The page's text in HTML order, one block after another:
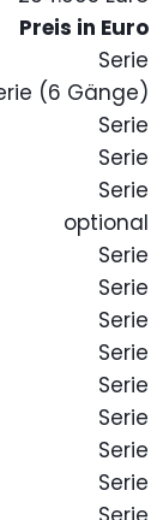
Preis in Euro
Serie
(6 Gänge)
Serie
Serie
Serie
optional
Serie
Serie
Serie
Serie
Serie
Serie
Serie
Serie